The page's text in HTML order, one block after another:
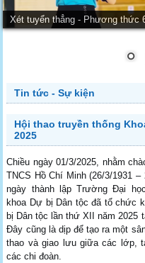
Giới thiệu khoa Dự bị Dân tộc
Tin tức - Sự kiện
Hội thao truyền thống
2025
Chiều ngày 01/3/2025, nhằm
TNCS Hồ Chí Minh (26/3/1931
ngày thành lập Trường Đại
khoa Dự bị Dân tộc đã tổ chức
bị Dân tộc lần thứ XII năm 2025
Đây cũng là dịp để tạo ra một
thao và giao lưu giữa các lớp,
các chi đoàn.